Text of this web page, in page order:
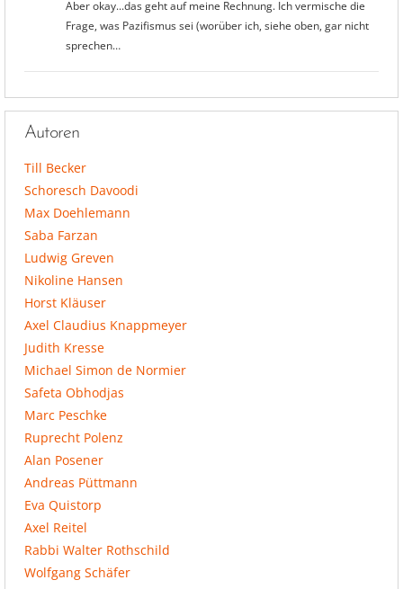
Aber okay...das geht auf meine Rechnung. Ich vermische die
Frage, was Pazifismus sei (worüber ich, siehe oben, gar nicht
sprechen…
Autoren
Till Becker
Schoresch Davoodi
Max Doehlemann
Saba Farzan
Ludwig Greven
Nikoline Hansen
Horst Kläuser
Axel Claudius Knappmeyer
Judith Kresse
Michael Simon de Normier
Safeta Obhodjas
Marc Peschke
Ruprecht Polenz
Alan Posener
Andreas Püttmann
Eva Quistorp
Axel Reitel
Rabbi Walter Rothschild
Wolfgang Schäfer